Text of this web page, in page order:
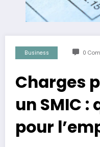
Business 0
Charges
un SMIC :
pour